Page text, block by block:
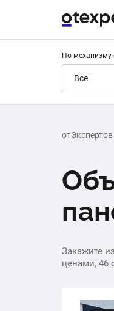
По механизму
Все
отЭкспертов
Закажите
ценами, 46